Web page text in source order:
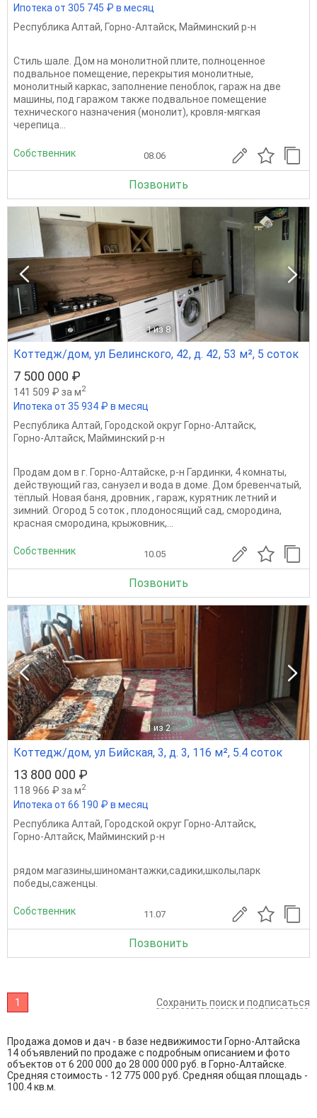
Ипотека от 305 745 ₽ в месяц
Республика Алтай, Горно-Алтайск, Майминский р-н
Стиль шале. Дом на монолитной плите, полноценное
подвальное помещение, перекрытия монолитные,
монолитный каркас, заполнение пеноблок, гараж на две
машины, под гаражом также подвальное помещение
технического назначения (монолит), кровля-мягкая
черепица...
Собственник 08.06
Позвонить
1 из 8
Коттедж/дом, ул Белинского, 42, д. 42, 53 м², 5 соток
7 500 000 ₽
141 509 ₽ за м2
Ипотека от 35 934 ₽ в месяц
Республика Алтай, Городской округ Горно-Алтайск,
Горно-Алтайск, Майминский р-н
Продам дом в г. Горно-Алтайске, р-н Гардинки, 4 комнаты,
действующий газ, санузел и вода в доме. Дом бревенчатый,
тёплый. Новая баня, дровник , гараж, курятник летний и
зимний. Огород 5 соток , плодоносящий сад, смородина,
красная смородина, крыжовник,...
Собственник 10.05
Позвонить
1 из 2
Коттедж/дом, ул Бийская, 3, д. 3, 116 м², 5.4 соток
13 800 000 ₽
118 966 ₽ за м2
Ипотека от 66 190 ₽ в месяц
Республика Алтай, Городской округ Горно-Алтайск,
Горно-Алтайск, Майминский р-н
рядом магазины,шиномантажки,садики,школы,парк
победы,саженцы.
Собственник 11.07
Позвонить
1 Сохранить поиск и подписаться
Продажа домов и дач - в базе недвижимости Горно-Алтайска
14 объявлений по продаже с подробным описанием и фото
объектов от 6 200 000 до 28 000 000 руб. в Горно-Алтайске.
Средняя стоимость - 12 775 000 руб. Средняя общая площадь -
100.4 кв.м.